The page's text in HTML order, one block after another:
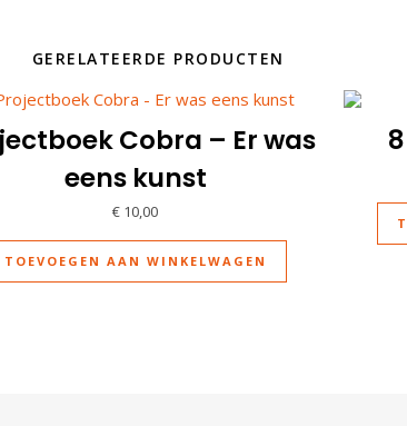
GERELATEERDE PRODUCTEN
Cobra – Er was
eens kunst
€ 10,00
TOEVOEGEN AAN WINKELWAGEN